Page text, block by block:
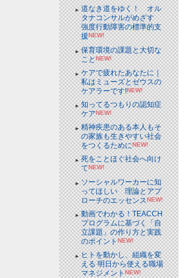
道なき道をゆく！ オル
タナコンサルがめざす
強度行動障害の標準的支
援NEW!
保育環境の課題と大切な
ことNEW!
ケアで疲れたあなたに｜
私はミューズとゼウスの
ケアラーです!NEW!
知ってるつもりの認知症
ケアNEW!
精神疾患のある本人もそ
の家族も生きやすい社会
をつくるためにNEW!
死をことほぐ社会へ向け
てNEW!
ソーシャルワーカーに知
ってほしい 理論とアプ
ローチのエッセンスNEW!
動画でわかる！TEACCH
プログラムに基づく「自
立課題」の作り方と実践
のポイントNEW!
ヒトを動かし、組織を変
える 明日から使える職場
マネジメントNEW!